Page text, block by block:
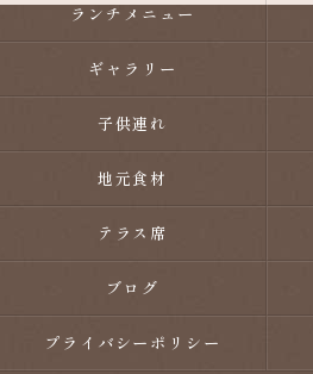
ランチメニュー
ギャラリー
子供連れ
地元食材
テラス席
ブログ
プライバシーポリシー